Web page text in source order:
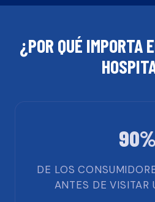
¿POR QUÉ IMPORTA
90%
DE LOS
ANTES DE VISITAR